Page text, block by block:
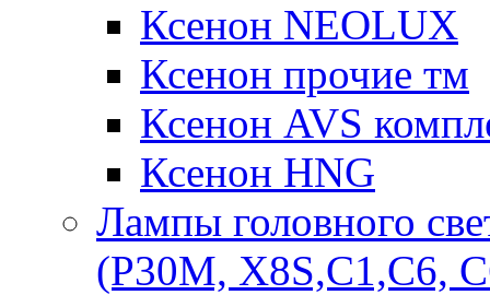
Ксенон NEOLUX
Ксенон прочие тм
Ксенон AVS
Ксенон HNG
Лампы головного
(P30M, X8S,С1,С6,